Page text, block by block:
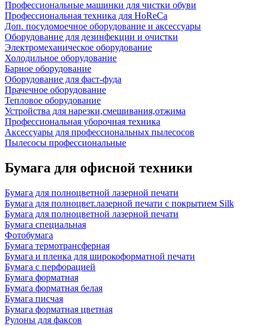
Профессиональные машинки для чистки обуви
Профессиональная техника для HoReCa
Доп. посудомоечное оборудование и аксессуары
Оборудование для дезинфекции и очистки
Электромеханическое оборудование
Холодильное оборудование
Барное оборудование
Оборудование для фаст-фуда
Прачечное оборудование
Тепловое оборудование
Устройства для нарезки,смешивания,отжима
Профессиональная уборочная техника
Аксессуары для профессиональных пылесосов
Пылесосы профессиональные
Бумага для офисной техники
Бумага для полноцветной лазерной печати
Бумага для полноцвет.лазерной печати с покрытием Silk
Бумага для полноцветной лазерной печати
Бумага специальная
Фотобумага
Бумага термотрансферная
Бумага и пленка для широкоформатной печати
Бумага с перфорацией
Бумага форматная
Бумага форматная белая
Бумага писчая
Бумага форматная цветная
Рулоны для факсов